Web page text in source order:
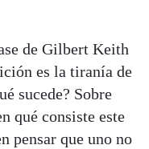
de Gilbert Keith
es la tiranía de
sucede? Sobre
qué consiste este
pensar que uno no